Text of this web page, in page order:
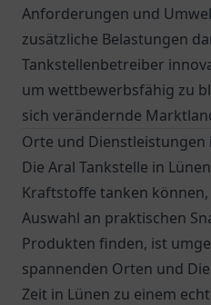
Anforderungen und
zusätzliche Belastungen
Tankstellenbetreiber
um wettbewerbsfähig zu
sich verändernde
Orte und Dienstleistungen
Die Aral Tankstelle in
Kraftstoffe tanken
Auswahl an praktischen
Produkten finden, ist
spannenden Orten und
Zeit in Lünen zu einem